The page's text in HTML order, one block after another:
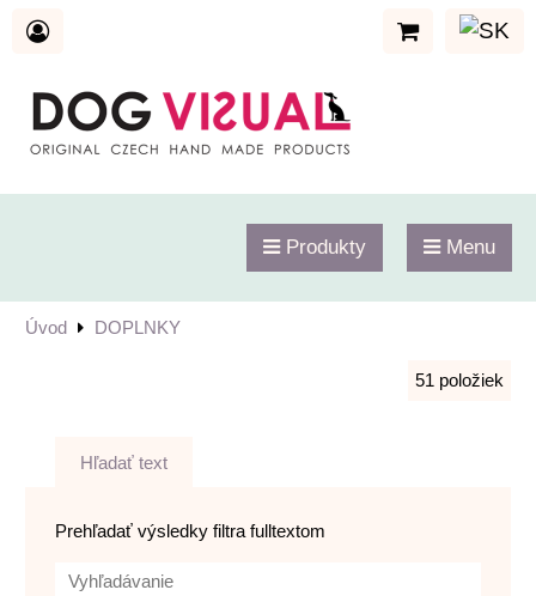
Produkty Menu
Úvod DOPLNKY
51 položiek
Hľadať text
Prehľadať výsledky filtra fulltextom